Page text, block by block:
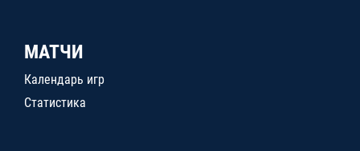
МАТЧИ
Календарь игр
Статистика